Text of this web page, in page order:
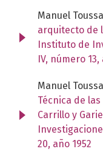
Manuel
arquitecto de
Instituto de
IV, número 13,
Manuel
Técnica de
Carrillo y
20, año 1952